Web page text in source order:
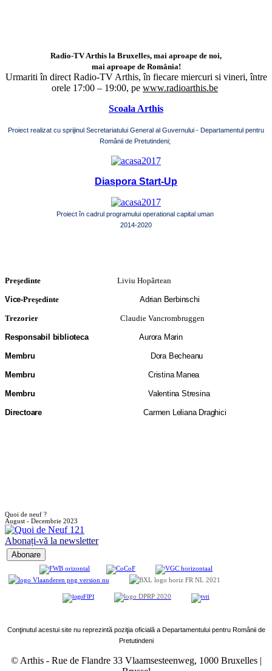
Radio-TV Arthis la Bruxelles, mai aproape de noi,
mai aproape de România!
Urmariti în direct Radio-TV Arthis, în fiecare miercuri si vineri, între
orele 17:00 – 19:00, pe www.radioarthis.be
Scoala Arthis
Proiect realizat cu sprijinul Secretariatului General al Guvernului - Departamentul pentru
Românii de Pretutindeni;
Diaspora Start-Up
Proiect în cadrul programului operational capital uman
2014-2020
Preşedinte Liviu Hopârtean
Vice-Preşedinte Adrian Berbinschi
Trezorier Claudie Vancrombruggen
Responsabil bibliotecaAurora Marin
Membru Dora Becheanu
Membru Cristina Manea
Membru Valentina Stresina
DirectoareCarmen Leliana Draghici
Quoi de neuf ?
August - Decembrie 2023
Abonați-vă la newsletter
Conţinutul acestui site nu reprezintă poziţia oficială a Departamentului pentru Românii de
Pretutindeni
© Arthis -Rue de Flandre 33 Vlaamsesteenweg, 1000 Bruxelles |